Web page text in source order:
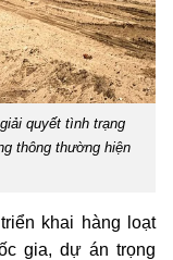
quyết tình trạng
thông thường hiện
khai hàng loạt
gia, dự án trọng